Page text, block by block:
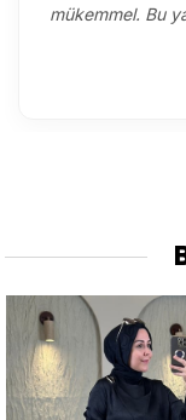
mükemmel. Bu